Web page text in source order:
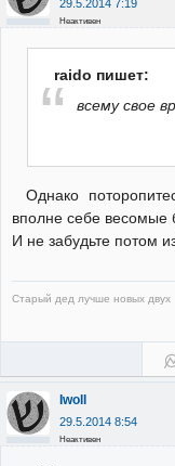
29.5.2014 7:19
Неактивен
raido пишет:
всему свое
Однако
вполне себе весомые
И не забудьте потом
Старый дед лучше новых двух
Iwoll
29.5.2014 8:54
Неактивен